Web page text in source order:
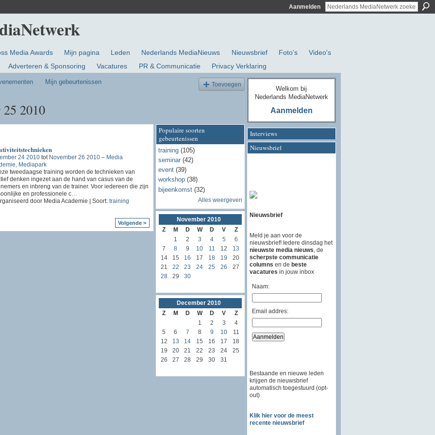
Aanmelden
Media Awards Mijn pagina Leden Nederlands MediaNieuws Nieuwsbrief Foto's
Video's
Adverteren & Sponsoring Vacatures PR & Communicatie Privacy Verklaring
Mijn gebeurtenissen Toevoegen
2010
24 2010tot November 26 2010– Media
Mediapark
tweedaagse training worden de technieken van
denken ingezet aan de hand van casus van de
en inbreng van de trainer. Voor iedereen die zijn
en professionele c…
door Media Academie | Soort: training
Volgende >
Populaire soorten
gebeurtenissen
training(105)
seminar(42)
event(39)
workshop(38)
bijeenkomst(32)
Alles weergeven
November 2010
Z
M D W D V
Z
1
2 3 4 5
6
7
8 9 10 11 12
13
14
15 16 17 18 19
20
21
22 23 24 25 26
27
28
29 30
December 2010
Z
M D W D V
Z
1
2 3
4
5
6 7 8 9 10
11
12
13 14 15 16 17
18
19
20 21 22 23 24
25
26
27 28 29 30 31
Welkom bij
Nederlands MediaNetwerk
Aanmelden
Interviews
Nieuwsbrief
Nieuwsbrief
Meld je aan voor de
nieuwsbrief! Iedere dinsdag het
nieuwste media nieuws , de
scherpste communicatie
columns en de beste
vacatures in jouw inbox
Naam:
Email addres:
Bestaande en nieuwe leden
krijgen de nieuwsbrief
automatisch toegestuurd (opt-
out)
Klik hier voor de meest
recente nieuwsbrief